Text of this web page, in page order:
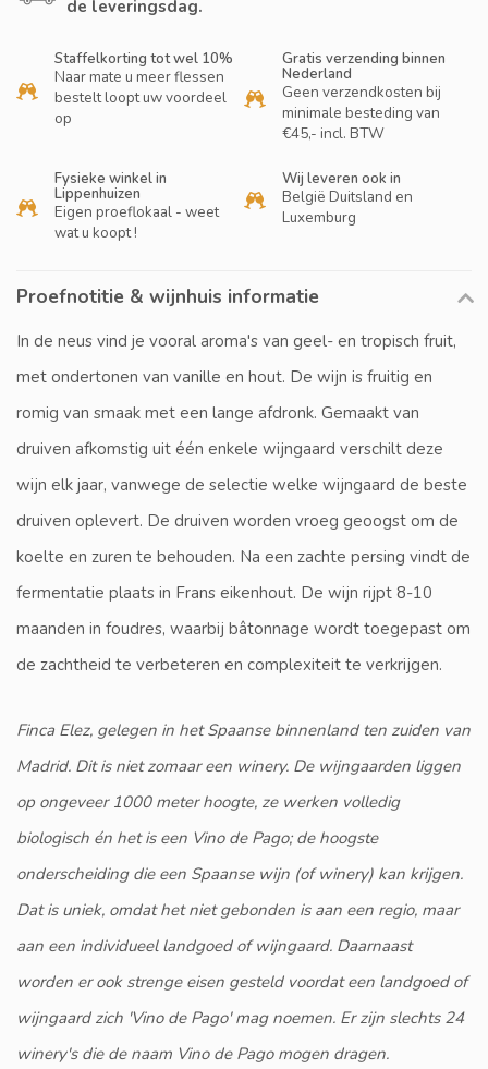
de leveringsdag.
Staffelkorting tot wel 10%
Naar mate u meer flessen
bestelt loopt uw voordeel
op
Gratis verzending binnen
Nederland
Geen verzendkosten bij
minimale besteding van
€45,- incl. BTW
Fysieke winkel in
Lippenhuizen
Eigen proeflokaal - weet
wat u koopt !
Wij leveren ook in
België Duitsland en
Luxemburg
Proefnotitie & wijnhuis informatie
In de neus vind je vooral aroma's van geel- en tropisch fruit,
met ondertonen van vanille en hout. De wijn is fruitig en
romig van smaak met een lange afdronk. Gemaakt van
druiven afkomstig uit één enkele wijngaard verschilt deze
wijn elk jaar, vanwege de selectie welke wijngaard de beste
druiven oplevert. De druiven worden vroeg geoogst om de
koelte en zuren te behouden. Na een zachte persing vindt de
fermentatie plaats in Frans eikenhout. De wijn rijpt 8-10
maanden in foudres, waarbij bâtonnage wordt toegepast om
de zachtheid te verbeteren en complexiteit te verkrijgen.
Finca Elez, gelegen in het Spaanse binnenland ten zuiden van
Madrid. Dit is niet zomaar een winery. De wijngaarden liggen
op ongeveer 1000 meter hoogte, ze werken volledig
biologisch én het is een Vino de Pago; de hoogste
onderscheiding die een Spaanse wijn (of winery) kan krijgen.
Dat is uniek, omdat het niet gebonden is aan een regio, maar
aan een individueel landgoed of wijngaard. Daarnaast
worden er ook strenge eisen gesteld voordat een landgoed of
wijngaard zich 'Vino de Pago' mag noemen. Er zijn slechts 24
winery's die de naam Vino de Pago mogen dragen.